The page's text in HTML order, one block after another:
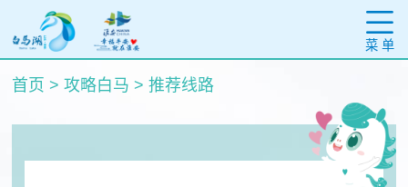
菜 单
首页 >攻略白马 >推荐线路